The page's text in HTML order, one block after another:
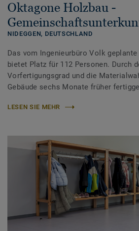
Oktagone Holzbau -
NIDEGGEN, DEUTSCHLAND
Das vom Ingenieurbüro Volk
bietet Platz für 112 Personen. Durch
Vorfertigungsgrad und die
Gebäude sechs Monate früher
LESEN SIE MEHR